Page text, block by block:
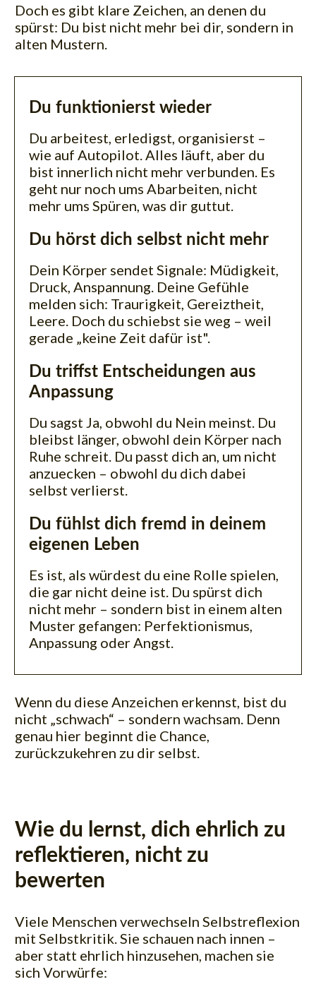
Doch es gibt klare Zeichen, an denen du
spürst: Du bist nicht mehr bei dir, sondern in
alten Mustern.
Du funktionierst wieder
Du arbeitest, erledigst, organisierst –
wie auf Autopilot. Alles läuft, aber du
bist innerlich nicht mehr verbunden. Es
geht nur noch ums Abarbeiten, nicht
mehr ums Spüren, was dir guttut.
Du hörst dich selbst nicht mehr
Dein Körper sendet Signale: Müdigkeit,
Druck, Anspannung. Deine Gefühle
melden sich: Traurigkeit, Gereiztheit,
Leere. Doch du schiebst sie weg – weil
gerade „keine Zeit dafür ist".
Du triffst Entscheidungen aus
Anpassung
Du sagst Ja, obwohl du Nein meinst. Du
bleibst länger, obwohl dein Körper nach
Ruhe schreit. Du passt dich an, um nicht
anzuecken – obwohl du dich dabei
selbst verlierst.
Du fühlst dich fremd in deinem
eigenen Leben
Es ist, als würdest du eine Rolle spielen,
die gar nicht deine ist. Du spürst dich
nicht mehr – sondern bist in einem alten
Muster gefangen: Perfektionismus,
Anpassung oder Angst.
Wenn du diese Anzeichen erkennst, bist du
nicht „schwach“ – sondern wachsam. Denn
genau hier beginnt die Chance,
zurückzukehren zu dir selbst.
Wie du lernst, dich ehrlich zu
reflektieren, nicht zu
bewerten
Viele Menschen verwechseln Selbstreflexion
mit Selbstkritik. Sie schauen nach innen –
aber statt ehrlich hinzusehen, machen sie
sich Vorwürfe: